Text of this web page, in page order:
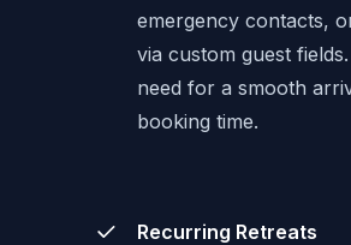
emergency contacts,
via custom guest
need for a smooth
booking time.
Recurring Retreats